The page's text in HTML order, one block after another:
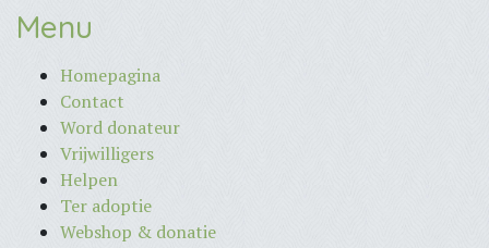
Menu
Homepagina
Contact
Word donateur
Vrijwilligers
Helpen
Ter adoptie
Webshop & donatie